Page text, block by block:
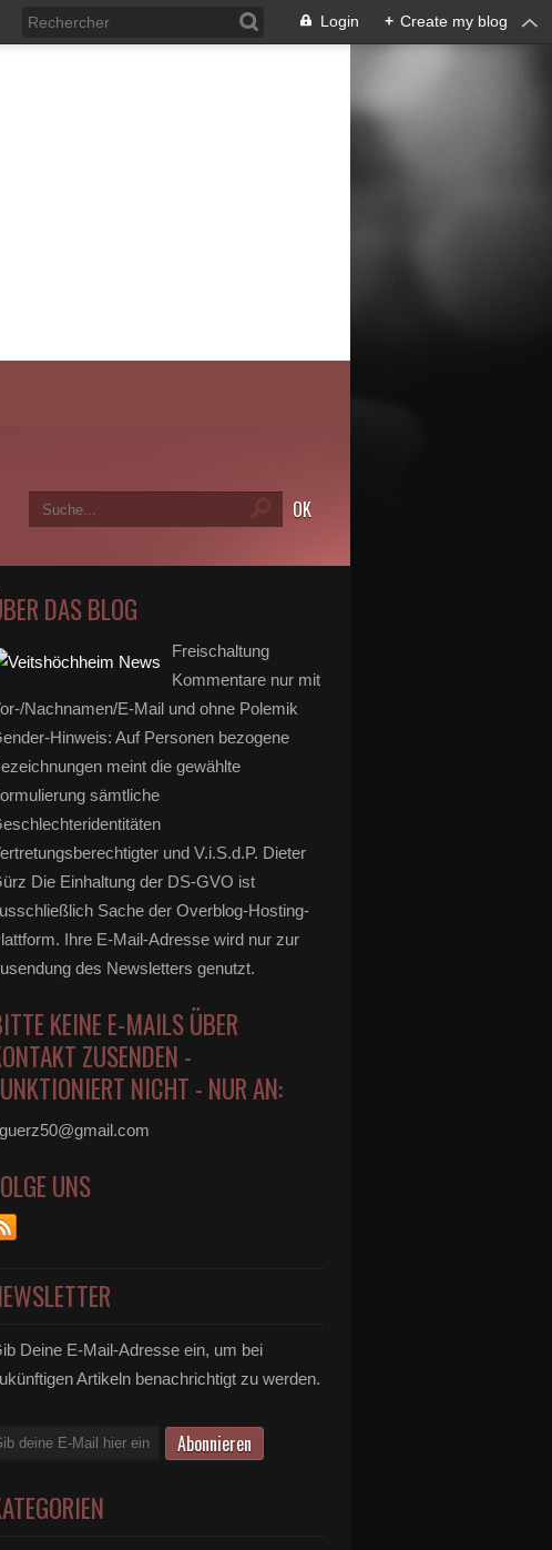
Login + Create my blog
DAS BLOG
Freischaltung
Kommentare nur mit
Nachnamen/E-Mail und ohne Polemik
Hinweis: Auf Personen bezogene
meint die gewählte
sämtliche
und V.i.S.d.P. Dieter
Die Einhaltung der DS-GVO ist
Sache der Overblog-Hosting-
Ihre E-Mail-Adresse wird nur zur
des Newsletters genutzt.
KEINE E-MAILS ÜBER
ZUSENDEN -
NICHT - NUR AN:
UNS
Deine E-Mail-Adresse ein, um bei
Artikeln benachrichtigt zu werden.